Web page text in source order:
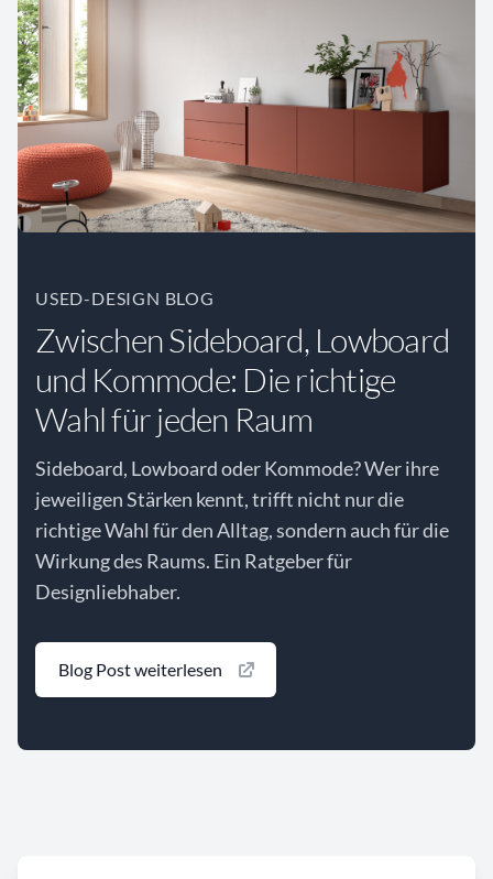
USED-DESIGN BLOG
Zwischen Sideboard, Lowboard
und Kommode: Die richtige
Wahl für jeden Raum
Sideboard, Lowboard oder Kommode? Wer ihre
jeweiligen Stärken kennt, trifft nicht nur die
richtige Wahl für den Alltag, sondern auch für die
Wirkung des Raums. Ein Ratgeber für
Designliebhaber.
Blog Post weiterlesen